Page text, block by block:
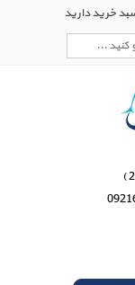
خرید دارید